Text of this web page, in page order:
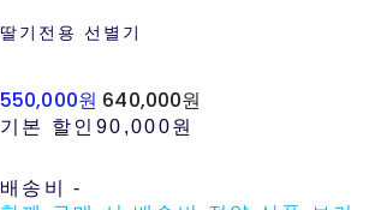
딸기전용 선별기
550,000원 640,000원
기본 할인 90,000원
배송비-